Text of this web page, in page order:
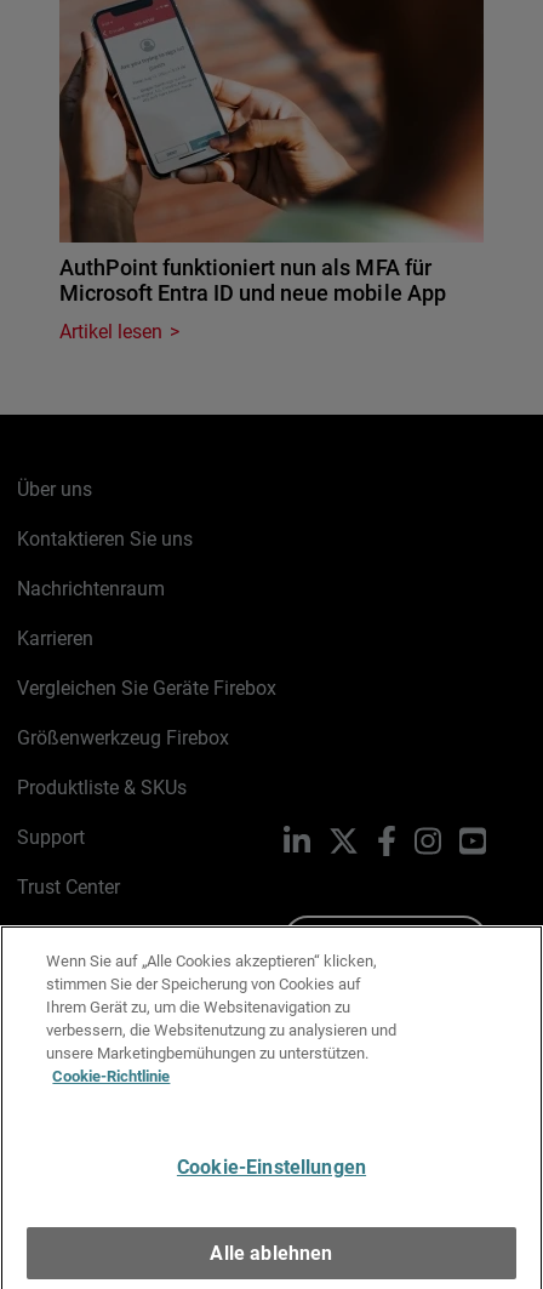
AuthPoint funktioniert nun als MFA für
Microsoft Entra ID und neue mobile App
Artikel lesen
Über uns
Kontaktieren Sie uns
Nachrichtenraum
Karrieren
Vergleichen Sie Geräte Firebox
Größenwerkzeug Firebox
Produktliste & SKUs
Support
Trust Center
Cookie-Richtlinie
Datenschutzrichtlinie
Media & Brand Kit
LinkedIn FacebookInstagram
Wenn Sie auf „Alle Cookies akzeptieren“ klicken,
stimmen Sie der Speicherung von Cookies auf
Ihrem Gerät zu, um die Websitenavigation zu
verbessern, die Websitenutzung zu analysieren und
unsere Marketingbemühungen zu unterstützen.
Cookie-Richtlinie
Cookie-Einstellungen
Alle ablehnen